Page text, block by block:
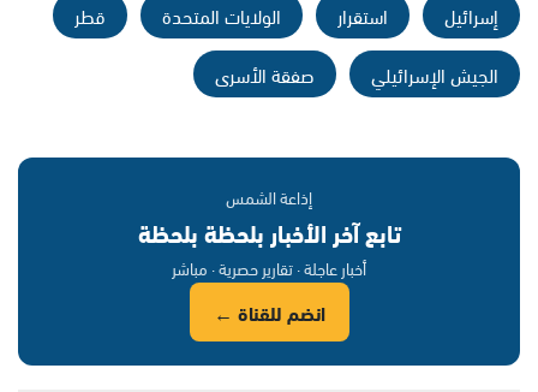
إسرائيل استقرار الولايات المتحدة
قطر
الجيش الإسرائيلي
صفقة الأسرى
إذاعة الشمس
تابع آخر الأخبار بلحظة بلحظة
أخبار عاجلة · تقارير حصرية · مباشر
انضم للقناة ←